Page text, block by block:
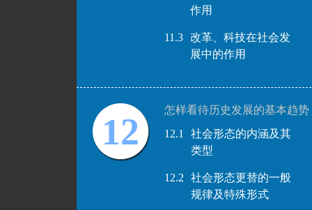
作用
11.3
改革、科技在社会发
展中的作用
12
怎样看待历史发展的基本趋势
12.1
社会形态的内涵及其
类型
12.2
社会形态更替的一般
规律及特殊形式